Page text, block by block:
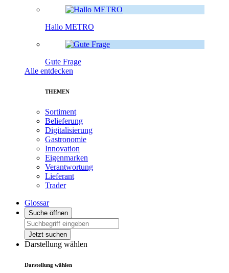
Hallo METRO
Gute Frage
Alle entdecken
THEMEN
Sortiment
Belieferung
Digitalisierung
Gastronomie
Innovation
Eigenmarken
Verantwortung
Lieferant
Trader
Glossar
Suche öffnen
Jetzt suchen
Darstellung wählen
Darstellung wählen